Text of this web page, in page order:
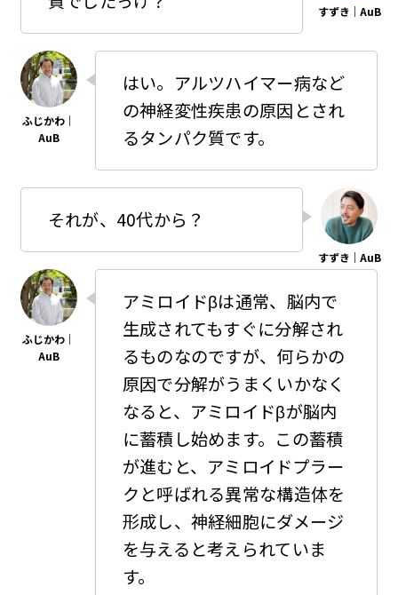
はい。アルツハイマー病など
の神経変性疾患の原因とされ
るタンパク質です。
それが、40代から？
アミロイドβは通常、脳内で
生成されてもすぐに分解され
るものなのですが、何らかの
原因で分解がうまくいかなく
なると、アミロイドβが脳内
に蓄積し始めます。この蓄積
が進むと、アミロイドプラー
クと呼ばれる異常な構造体を
形成し、神経細胞にダメージ
を与えると考えられていま
す。